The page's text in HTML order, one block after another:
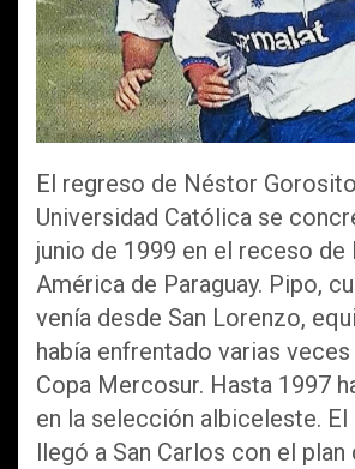
El regreso de Néstor
Universidad Católica se
junio de 1999 en el receso de
América de Paraguay. Pipo,
venía desde San Lorenzo,
había enfrentado varias veces
Copa Mercosur. Hasta 1997
en la selección albiceleste. El
llegó a San Carlos con el